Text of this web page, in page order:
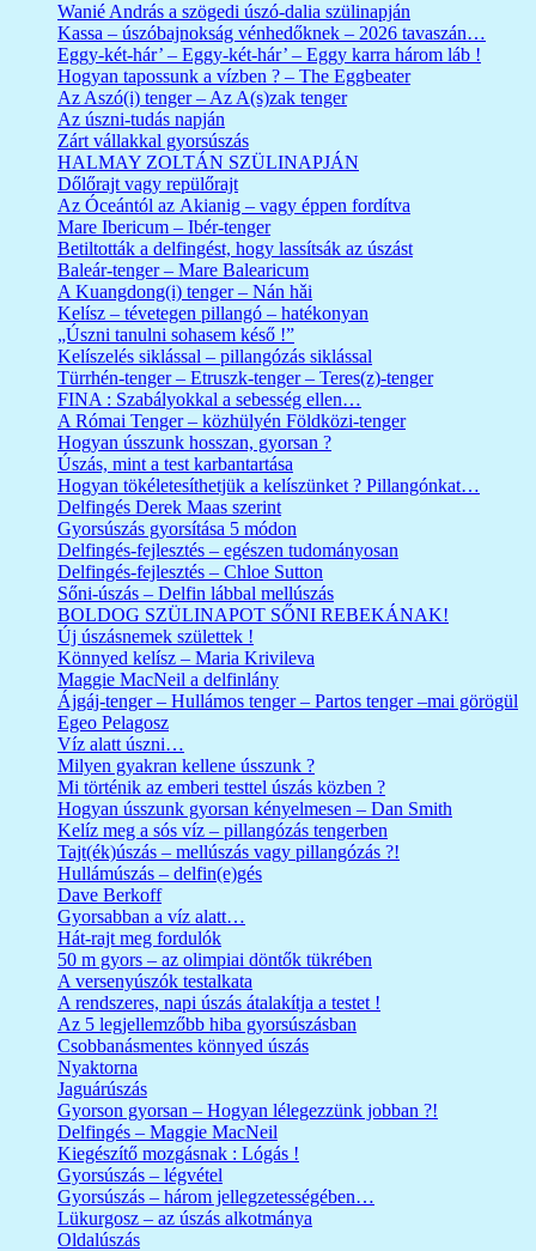
Wanié András a szögedi úszó-dalia szülinapján
Kassa – úszóbajnokság vénhedőknek – 2026 tavaszán…
Eggy-két-hár’ – Eggy-két-hár’ – Eggy karra három láb !
Hogyan tapossunk a vízben ? – The Eggbeater
Az Aszó(i) tenger – Az A(s)zak tenger
Az úszni-tudás napján
Zárt vállakkal gyorsúszás
HALMAY ZOLTÁN SZÜLINAPJÁN
Dőlőrajt vagy repülőrajt
Az Óceántól az Akianig – vagy éppen fordítva
Mare Ibericum – Ibér-tenger
Betiltották a delfingést, hogy lassítsák az úszást
Baleár-tenger – Mare Balearicum
A Kuangdong(i) tenger – Nán hǎi
Kelísz – tévetegen pillangó – hatékonyan
„Úszni tanulni sohasem késő !”
Kelíszelés siklással – pillangózás siklással
Türrhén-tenger – Etruszk-tenger – Teres(z)-tenger
FINA : Szabályokkal a sebesség ellen…
A Római Tenger – közhülyén Földközi-tenger
Hogyan ússzunk hosszan, gyorsan ?
Úszás, mint a test karbantartása
Hogyan tökéletesíthetjük a kelíszünket ? Pillangónkat…
Delfingés Derek Maas szerint
Gyorsúszás gyorsítása 5 módon
Delfingés-fejlesztés – egészen tudományosan
Delfingés-fejlesztés – Chloe Sutton
Sőni-úszás – Delfin lábbal mellúszás
BOLDOG SZÜLINAPOT SŐNI REBEKÁNAK!
Új úszásnemek születtek !
Könnyed kelísz – Maria Krivileva
Maggie MacNeil a delfinlány
Ájgáj-tenger – Hullámos tenger – Partos tenger –mai görögül
Egeo Pelagosz
Víz alatt úszni…
Milyen gyakran kellene ússzunk ?
Mi történik az emberi testtel úszás közben ?
Hogyan ússzunk gyorsan kényelmesen – Dan Smith
Kelíz meg a sós víz – pillangózás tengerben
Tajt(ék)úszás – mellúszás vagy pillangózás ?!
Hullámúszás – delfin(e)gés
Dave Berkoff
Gyorsabban a víz alatt…
Hát-rajt meg fordulók
50 m gyors – az olimpiai döntők tükrében
A versenyúszók testalkata
A rendszeres, napi úszás átalakítja a testet !
Az 5 legjellemzőbb hiba gyorsúszásban
Csobbanásmentes könnyed úszás
Nyaktorna
Jaguárúszás
Gyorson gyorsan – Hogyan lélegezzünk jobban ?!
Delfingés – Maggie MacNeil
Kiegészítő mozgásnak : Lógás !
Gyorsúszás – légvétel
Gyorsúszás – három jellegzetességében…
Lükurgosz – az úszás alkotmánya
Oldalúszás